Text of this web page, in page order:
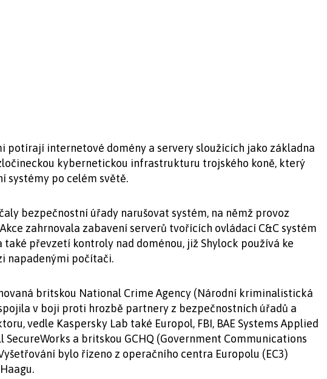
potírají internetové domény a servery sloužících jako základna
kybernetickou infrastrukturu trojského koně, který
systémy po celém světě.
bezpečnostní úřady narušovat systém, na němž provoz
zahrnovala zabavení serverů tvořících ovládací C&C systém
také převzetí kontroly nad doménou, již Shylock používá ke
napadenými počítači.
britskou National Crime Agency (Národní kriminalistická
v boji proti hrozbě partnery z bezpečnostních úřadů a
vedle Kaspersky Lab také Europol, FBI, BAE Systems Applied
SecureWorks a britskou GCHQ (Government Communications
bylo řízeno z operačního centra Europolu (EC3)